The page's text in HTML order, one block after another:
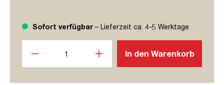
Sofort verfügbar – Lieferzeit ca. 4-5 Werktage
In den Warenkorb